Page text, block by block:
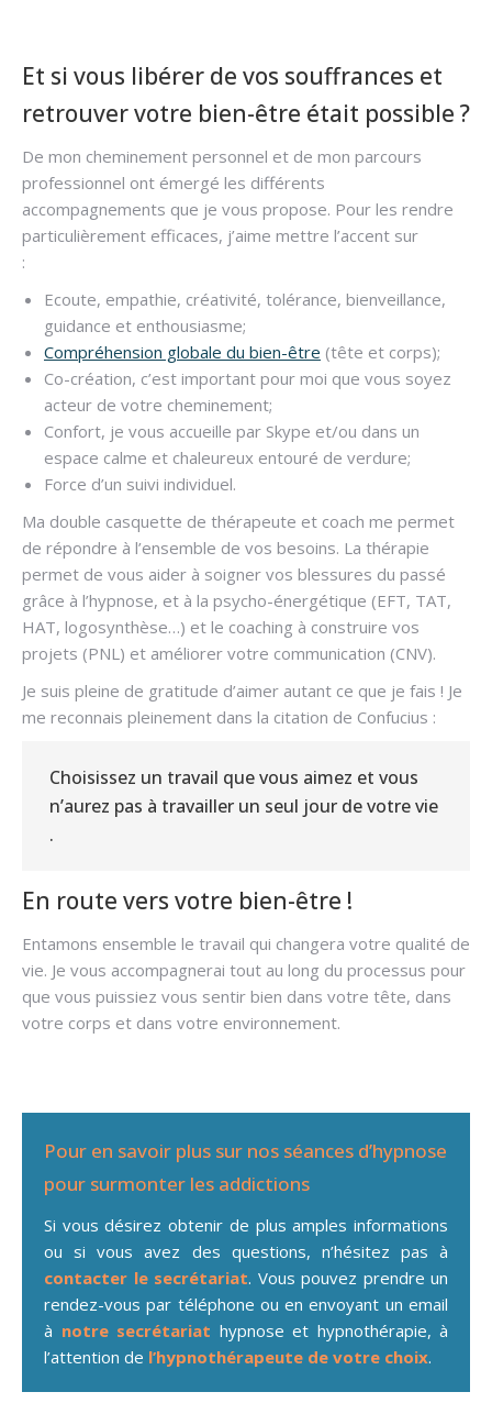
Et si vous libérer de vos souffrances et
retrouver votre bien-être était possible ?
De mon cheminement personnel et de mon parcours
professionnel ont émergé les différents
accompagnements que je vous propose. Pour les rendre
particulièrement efficaces, j’aime mettre l’accent sur
:
Ecoute, empathie, créativité, tolérance, bienveillance,
guidance et enthousiasme;
Compréhension globale du bien-être (tête et corps);
Co-création, c’est important pour moi que vous soyez
acteur de votre cheminement;
Confort, je vous accueille par Skype et/ou dans un
espace calme et chaleureux entouré de verdure;
Force d’un suivi individuel.
Ma double casquette de thérapeute et coach me permet
de répondre à l’ensemble de vos besoins. La thérapie
permet de vous aider à soigner vos blessures du passé
grâce à l’hypnose, et à la psycho-énergétique (EFT, TAT,
HAT, logosynthèse…) et le coaching à construire vos
projets (PNL) et améliorer votre communication (CNV).
Je suis pleine de gratitude d’aimer autant ce que je fais ! Je
me reconnais pleinement dans la citation de Confucius :
Choisissez un travail que vous aimez et vous
n’aurez pas à travailler un seul jour de votre vie
.
En route vers votre bien-être !
Entamons ensemble le travail qui changera votre qualité de
vie. Je vous accompagnerai tout au long du processus pour
que vous puissiez vous sentir bien dans votre tête, dans
votre corps et dans votre environnement.
Pour en savoir plus sur nos séances d’hypnose
pour surmonter les addictions
Si vous désirez obtenir de plus amples informations
ou si vous avez des questions, n’hésitez pas à
contacter le secrétariat. Vous pouvez prendre un
rendez-vous par téléphone ou en envoyant un email
à notre secrétariat hypnose et hypnothérapie, à
l’attention de l’hypnothérapeute de votre choix.